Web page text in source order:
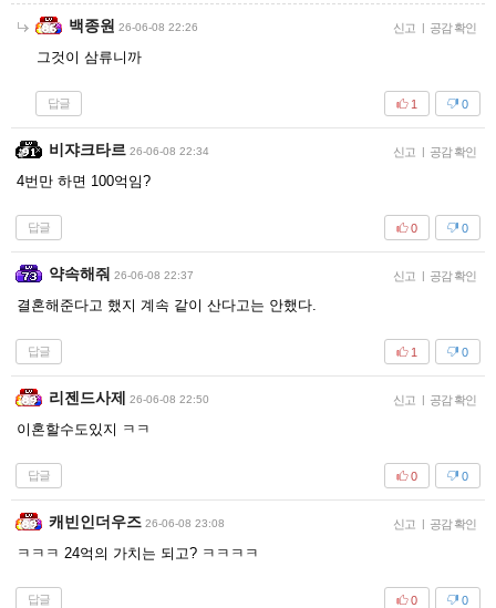
백종원 26-06-08 22:26 신고 | 공감 확인
그것이 삼류니까
답글 0
1
비쟈크타르 26-06-08 22:34 신고 | 공감 확인
4번만 하면 100억임?
답글 0
0
약속해줘 26-06-08 22:37 신고 | 공감 확인
결혼해준다고 했지 계속 같이 산다고는 안했다.
답글 0
1
리젠드사제 26-06-08 22:50 신고 | 공감 확인
이혼할수도있지 ㅋㅋ
답글 0
0
캐빈인더우즈 26-06-08 23:08 신고 | 공감 확인
ㅋㅋㅋ 24억의 가치는 되고? ㅋㅋㅋㅋ
답글 0
0